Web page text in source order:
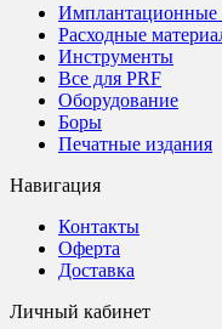
Имплантационные
Расходные
Инструменты
Все для PRF
Оборудование
Боры
Печатные издания
Навигация
Контакты
Оферта
Доставка
Личный кабинет